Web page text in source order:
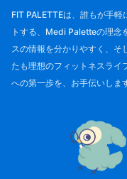
FIT PALETTEは、誰もが手
トする、Medi Paletteの理念
スの情報を分かりやすく、そ
たも理想のフィットネスライ
への第一歩を、お手伝いしま